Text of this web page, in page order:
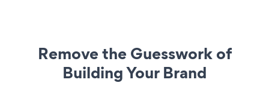
Remove the Guesswork of
Building Your Brand